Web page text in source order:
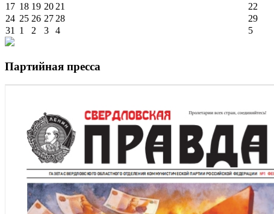
17 18 19 20 21 22
24 25 26 27 28 29
31
1 2 3 4 5
Партийная пресса